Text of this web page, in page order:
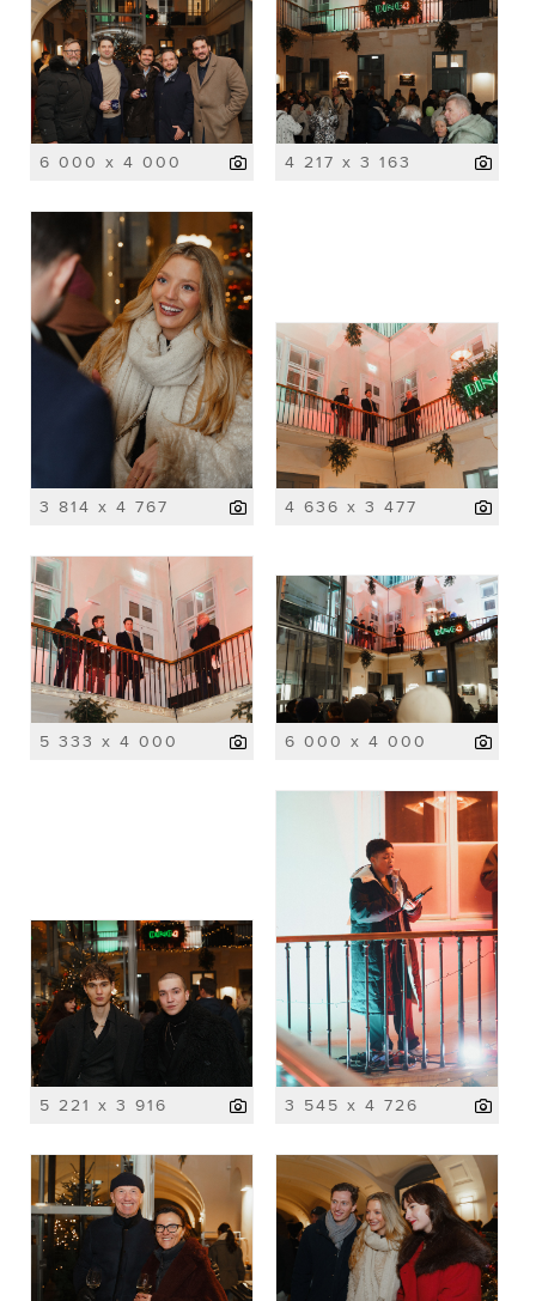
6 000 x 4 000 4 217 x 3 163
3 814 x 4 767 4 636 x 3 477
5 333 x 4 000 6 000 x 4 000
5 221 x 3 916 3 545 x 4 726